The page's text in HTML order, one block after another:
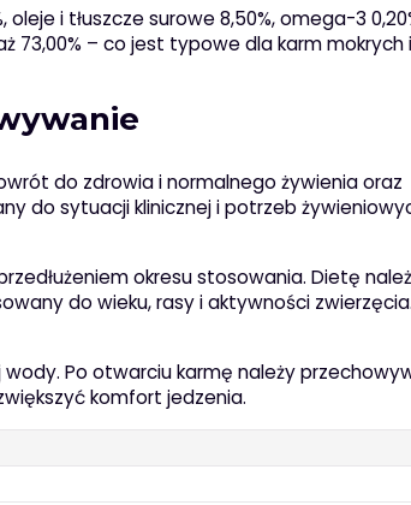
i tłuszcze surowe 8,50%, omega-3
73,00% – co jest typowe dla karm mokrych i
do zdrowia i normalnego żywienia oraz
do sytuacji klinicznej i potrzeb
okresu stosowania. Dietę
do wieku, rasy i aktywności zwierzęcia.
Po otwarciu karmę należy
komfort jedzenia.